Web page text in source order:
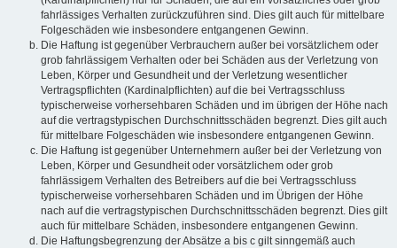
fahrlässiges Verhalten zurückzuführen sind. Dies gilt auch für mittelbare
Folgeschäden wie insbesondere entgangenen Gewinn.
Die Haftung ist gegenüber Verbrauchern außer bei vorsätzlichem oder
grob fahrlässigem Verhalten oder bei Schäden aus der Verletzung von
Leben, Körper und Gesundheit und der Verletzung wesentlicher
Vertragspflichten (Kardinalpflichten) auf die bei Vertragsschluss
typischerweise vorhersehbaren Schäden und im übrigen der Höhe nach
auf die vertragstypischen Durchschnittsschäden begrenzt. Dies gilt auch
für mittelbare Folgeschäden wie insbesondere entgangenen Gewinn.
Die Haftung ist gegenüber Unternehmern außer bei der Verletzung von
Leben, Körper und Gesundheit oder vorsätzlichem oder grob
fahrlässigem Verhalten des Betreibers auf die bei Vertragsschluss
typischerweise vorhersehbaren Schäden und im Übrigen der Höhe
nach auf die vertragstypischen Durchschnittsschäden begrenzt. Dies gilt
auch für mittelbare Schäden, insbesondere entgangenen Gewinn.
Die Haftungsbegrenzung der Absätze a bis c gilt sinngemäß auch